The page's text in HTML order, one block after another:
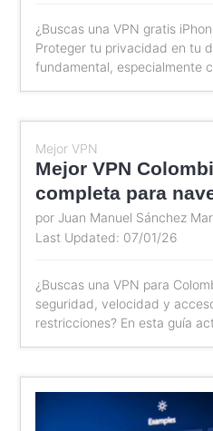
¿Buscas una VPN gratis
Proteger tu privacidad en tu
fundamental, especialmente
Mejor VPN
Mejor VPN
completa para
¿Buscas una VPN para
seguridad, velocidad y
restricciones? En esta guía
por Juan Manuel Sánchez
Last Updated: 07/01/26